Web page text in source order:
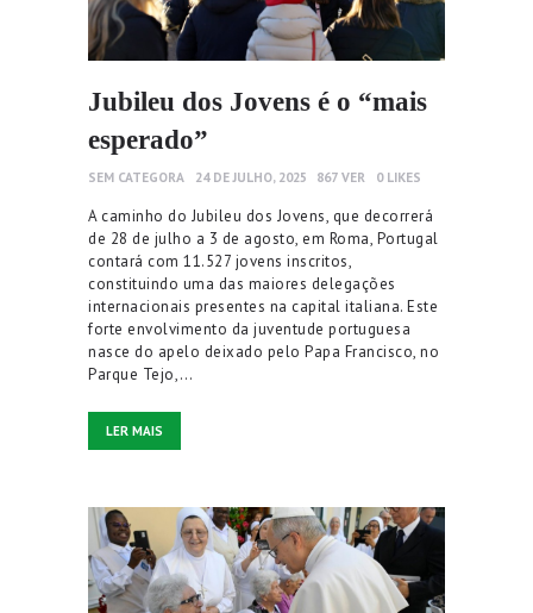
Jubileu dos Jovens é o “mais
esperado”
SEM CATEGORA 24 DE JULHO, 2025 867 VER 0 LIKES
A caminho do Jubileu dos Jovens, que decorrerá
de 28 de julho a 3 de agosto, em Roma, Portugal
contará com 11.527 jovens inscritos,
constituindo uma das maiores delegações
internacionais presentes na capital italiana. Este
forte envolvimento da juventude portuguesa
nasce do apelo deixado pelo Papa Francisco, no
Parque Tejo,…
LER MAIS